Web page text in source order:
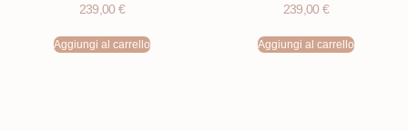
239,00 €
Aggiungi al carrello
239,00 €
Aggiungi al carrello